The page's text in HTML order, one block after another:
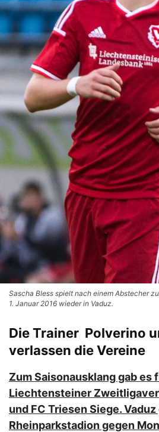
Sascha Bless spielt nach einem Abstecher
1. Januar 2016 wieder in Vaduz.
Die Trainer Polverino
verlassen die Vereine
Zum Saisonausklang gab es
Liechtensteiner
und FC Triesen Siege.
Rheinparkstadion gegen